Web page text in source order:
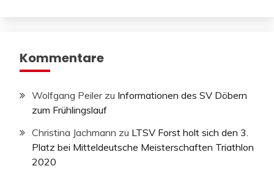
Kommentare
Wolfgang Peilerzu Informationen des SV Döbern
zum Frühlingslauf
Christina Jachmann zu LTSV Forst holt sich den 3.
Platz bei Mitteldeutsche Meisterschaften Triathlon
2020